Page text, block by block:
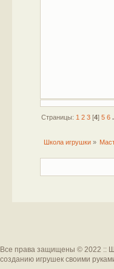
Страницы: 1 2 3[4] 5 6
Школа игрушки»
Все права защищены © 2022 ::
созданию игрушек своими